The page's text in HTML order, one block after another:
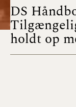
BR18 (17/9
2022)
DS
holdt op